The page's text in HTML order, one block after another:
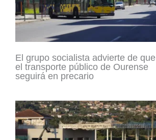
El grupo socialista advierte de que
el transporte público de Ourense
seguirá en precario